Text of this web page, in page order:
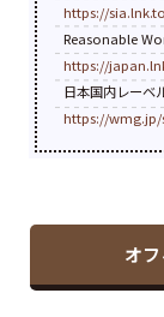
https://
Reasonable
https://
日本国内レーベ
https://wmg.jp/
オ